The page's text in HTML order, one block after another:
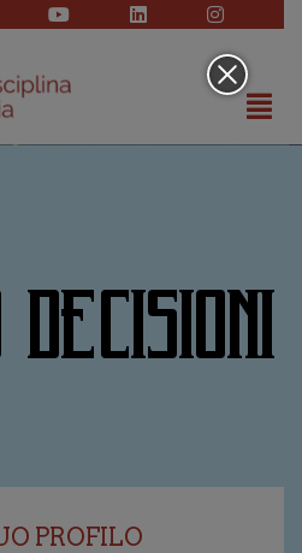
DECISIONI
PROFILO